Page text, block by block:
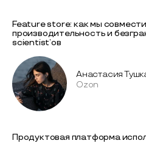
Feature store: как мы
производительность и
scientist’ов
Анастасия
Ozon
Продуктовая платформа